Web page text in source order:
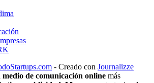
- Creado con Journalizze
medio de comunicación online más